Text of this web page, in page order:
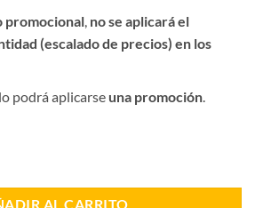
promocional, no se aplicará el
(escalado de precios) en los
podrá aplicarse una promoción.
AL CARRITO